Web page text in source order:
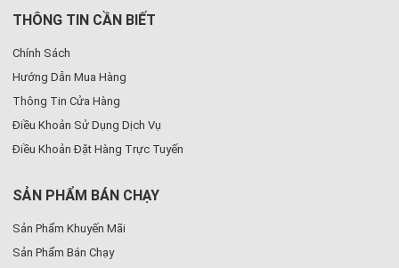
THÔNG TIN CẦN BIẾT
Chính Sách
Hướng Dẫn Mua Hàng
Thông Tin Cửa Hàng
Điều Khoản Sử Dụng Dịch Vụ
Điều Khoản Đặt Hàng Trực Tuyến
SẢN PHẨM BÁN CHẠY
Sản Phẩm Khuyến Mãi
Sản Phẩm Bán Chạy